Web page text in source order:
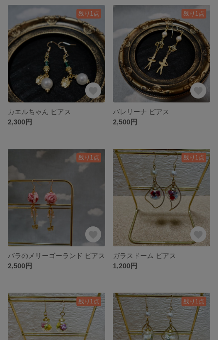
残り1点
カエルちゃん ピアス
2,300円
残り1点
バレリーナ ピアス
2,500円
残り1点
バラのメリーゴーランド ピアス
2,500円
残り1点
ガラスドーム ピアス
1,200円
残り1点 残り1点